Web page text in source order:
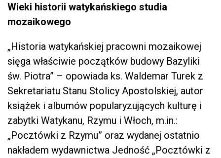
Wieki historii watykańskiego studia
mozaikowego
„Historia watykańskiej pracowni mozaikowej
sięga właściwie początków budowy Bazyliki
św. Piotra” – opowiada ks. Waldemar Turek z
Sekretariatu Stanu Stolicy Apostolskiej, autor
książek i albumów popularyzujących kulturę i
zabytki Watykanu, Rzymu i Włoch, m.in.:
„Pocztówki z Rzymu” oraz wydanej ostatnio
nakładem wydawnictwa Jedność „Pocztówki z